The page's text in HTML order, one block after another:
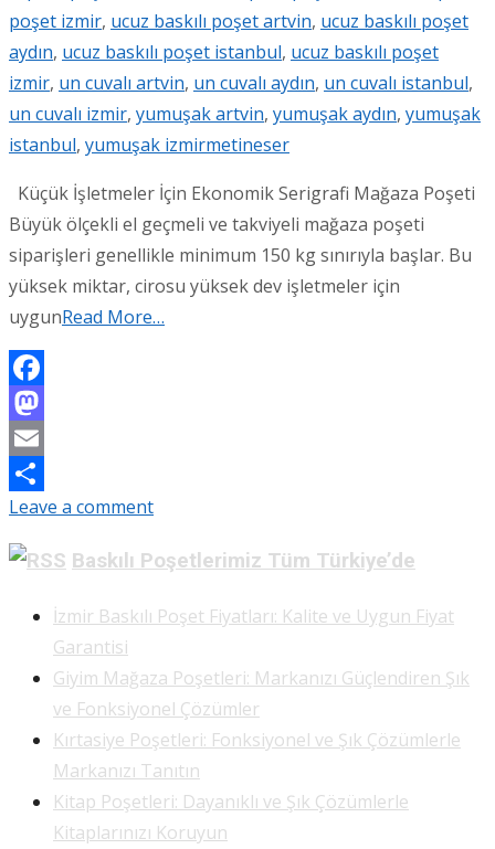
poşet izmir, ucuz baskılı poşet artvin, ucuz baskılı poşet
aydın, ucuz baskılı poşet istanbul, ucuz baskılı poşet
izmir, un cuvalı artvin, un cuvalı aydın, un cuvalı istanbul,
un cuvalı izmir, yumuşak artvin, yumuşak aydın, yumuşak
istanbul, yumuşak izmirmetineser
Küçük İşletmeler İçin Ekonomik Serigrafi Mağaza Poşeti
Büyük ölçekli el geçmeli ve takviyeli mağaza poşeti
siparişleri genellikle minimum 150 kg sınırıyla başlar. Bu
yüksek miktar, cirosu yüksek dev işletmeler için
uygunRead More…
Facebook
Mastodon
Email
Share
Leave a comment
Baskılı Poşetlerimiz Tüm Türkiye’de
İzmir Baskılı Poşet Fiyatları: Kalite ve Uygun Fiyat
Garantisi
Giyim Mağaza Poşetleri: Markanızı Güçlendiren Şık
ve Fonksiyonel Çözümler
Kırtasiye Poşetleri: Fonksiyonel ve Şık Çözümlerle
Markanızı Tanıtın
Kitap Poşetleri: Dayanıklı ve Şık Çözümlerle
Kitaplarınızı Koruyun